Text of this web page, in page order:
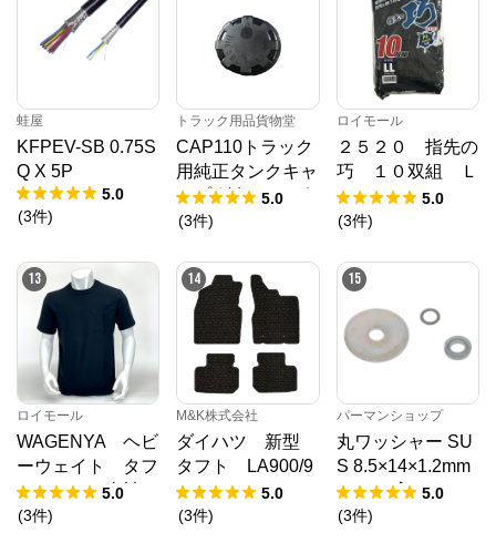
蛙屋
KFPEV-SB 0.75S
Q X 5P
5.0
(3件)
トラック用品貨物堂
CAP110トラック
用純正タンクキャ
ップ(鍵無)ガッポ
アルミタンク用8
5.0
(3件)
ロイモール
２５２０ 指先の
巧 １０双組 Ｌ
Ｌ
5.0
(3件)
13
ロイモール
WAGENYA ヘビ
ーウェイト タフ
Ｔシャツ 半袖
ブラック Ｍ
5.0
(3件)
14
M&K株式会社
ダイハツ 新型
タフト LA900/9
10S フロアマッ
ト R2/6～ カ
5.0
(3件)
15
パーマンショップ
丸ワッシャー SU
S 8.5×14×1.2mm
1500ヶ入り5.0
(3件)